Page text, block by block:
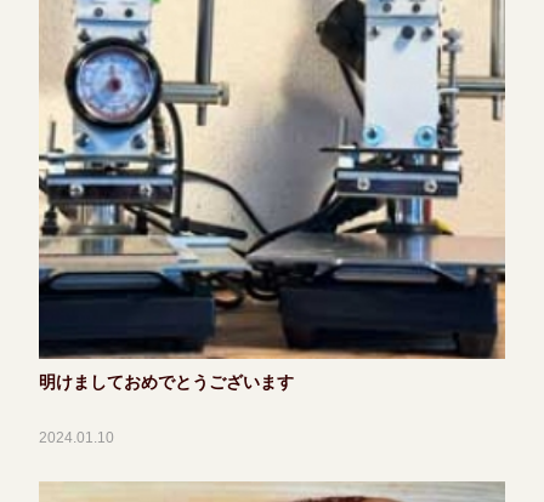
明けましておめでとうございます
2024.01.10